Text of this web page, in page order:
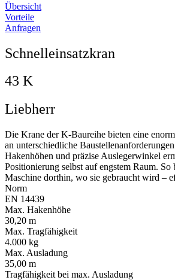
Übersicht
Vorteile
Anfragen
Schnelleinsatzkran
43 K
Liebherr
Die Krane der K-Baureihe bieten eine
an unterschiedliche
Hakenhöhen und präzise Auslegerwinkel
Positionierung selbst auf engstem Raum. So
Maschine dorthin, wo sie gebraucht wird –
Norm
EN 14439
Max. Hakenhöhe
30,20 m
Max. Tragfähigkeit
4.000 kg
Max. Ausladung
35,00 m
Tragfähigkeit bei max. Ausladung